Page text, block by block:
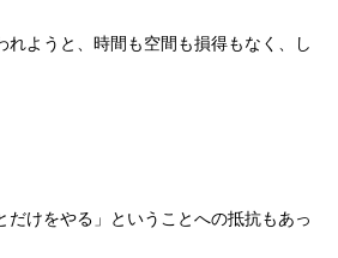
れようと、時間も空間も損得もなく、し
だけをやる」ということへの抵抗もあっ